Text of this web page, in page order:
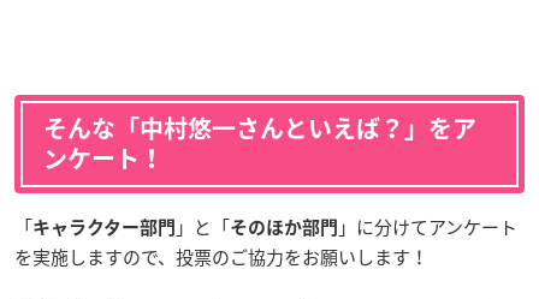
そんな「中村悠一さんといえば？」をア
ンケート！
「キャラクター部門 」と「そのほか部門 」に分けてアンケート
を実施しますので、投票のご協力をお願いします！